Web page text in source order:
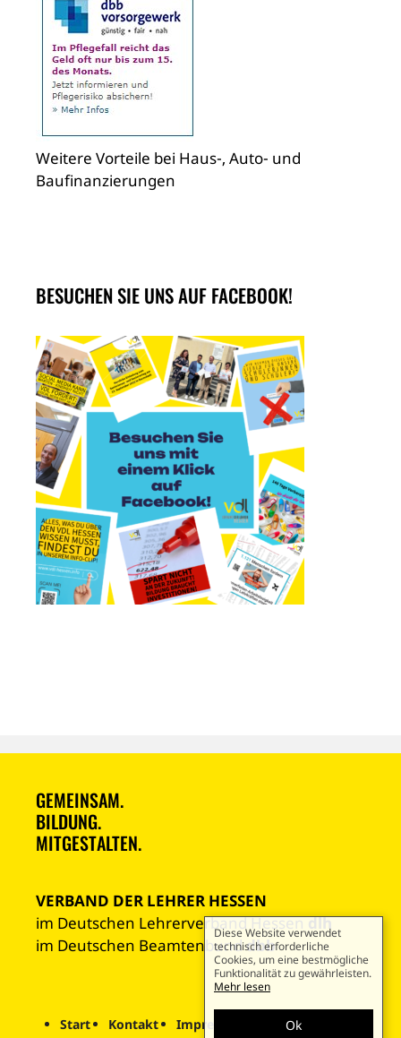
Weitere Vorteile bei Haus-, Auto- und
Baufinanzierungen
BESUCHEN SIE UNS AUF FACEBOOK!
GEMEINSAM.
BILDUNG.
MITGESTALTEN.
VERBAND DER LEHRER HESSEN
im Deutschen Lehrerverband Hessendlh
im Deutschen Beamtenbunddbb
Start Kontakt Impressum Datenschutz
Diese Website verwendet
technisch erforderliche
Cookies, um eine bestmögliche
Funktionalität zu gewährleisten.
Mehr lesen
Ok